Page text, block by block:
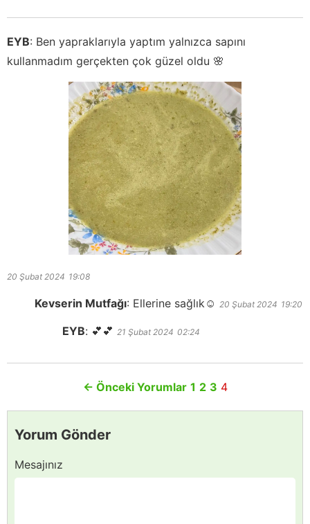
EYB: Ben yapraklarıyla yaptım yalnızca sapını
kullanmadım gerçekten çok güzel oldu 🌸
20 Şubat 2024 19:08
Kevserin Mutfağı: Ellerine sağlık☺️ 20 Şubat 2024 19:20
EYB: 💕💕 21 Şubat 2024 02:24
← Önceki Yorumlar 1 2 3 4
Yorum Gönder
Mesajınız